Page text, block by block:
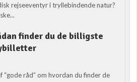
rejseeventyr i tryllebindende natur?
finder du de billigste
råd” om hvordan du finder de